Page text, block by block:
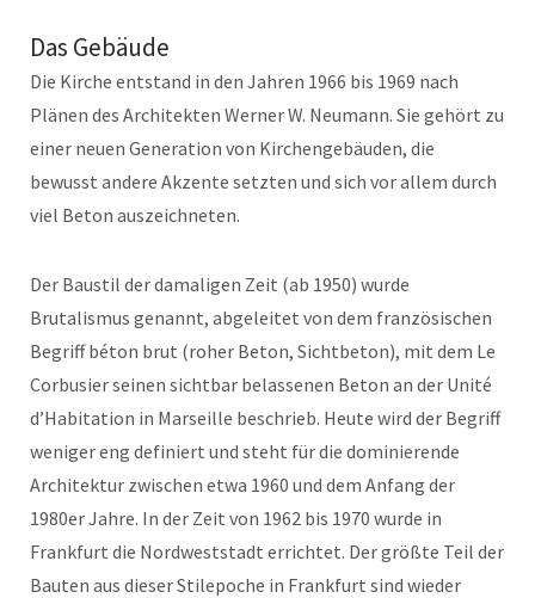
Das Gebäude
Die Kirche entstand in den Jahren 1966 bis 1969 nach
Plänen des Architekten Werner W. Neumann. Sie gehört zu
einer neuen Generation von Kirchengebäuden, die
bewusst andere Akzente setzten und sich vor allem durch
viel Beton auszeichneten.
Der Baustil der damaligen Zeit (ab 1950) wurde
Brutalismus genannt, abgeleitet von dem französischen
Begriff béton brut (roher Beton, Sichtbeton), mit dem Le
Corbusier seinen sichtbar belassenen Beton an der Unité
d’Habitation in Marseille beschrieb. Heute wird der Begriff
weniger eng definiert und steht für die dominierende
Architektur zwischen etwa 1960 und dem Anfang der
1980er Jahre. In der Zeit von 1962 bis 1970 wurde in
Frankfurt die Nordweststadt errichtet. Der größte Teil der
Bauten aus dieser Stilepoche in Frankfurt sind wieder